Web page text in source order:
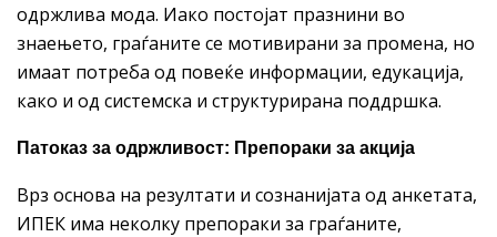
одржлива мода. Иако постојат празнини во
знаењето, граѓаните се мотивирани за промена, но
имаат потреба од повеќе информации, едукација,
како и од системска и структурирана поддршка.
Патоказ за одржливост: Препораки за акција
Врз основа на резултати и сознанијата од анкетата,
ИПЕК има неколку препораки за граѓаните,